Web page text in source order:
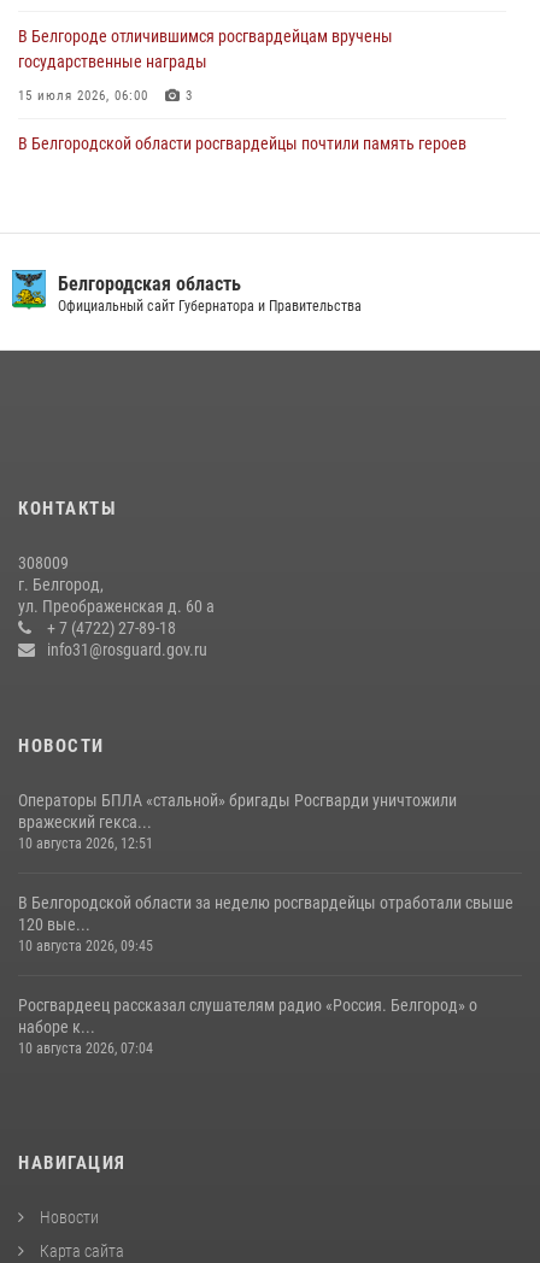
В Белгороде отличившимся росгвардейцам вручены
государственные награды
15 июля 2026, 06:00 3
В Белгородской области росгвардейцы почтили память героев
подготовке спецподразделения в эфире радио «России - Белгород»
22 июля 2026, 14:36
Росгвардейцы провели занятия с участницами военно-исторических
сборов «Армата» в Белгородской области
03 августа 2026, 10:12
Белгородская область
Официальный сайт Губернатора и Правительства
КОНТАКТЫ
308009
г. Белгород,
ул. Преображенская д. 60 а
+ 7 (4722) 27-89-18
info31@rosguard.gov.ru
НОВОСТИ
Операторы БПЛА «стальной» бригады Росгварди уничтожили
вражеский гекса...
10 августа 2026, 12:51
В Белгородской области за неделю росгвардейцы отработали свыше
120 вые...
10 августа 2026, 09:45
Росгвардеец рассказал слушателям радио «Россия. Белгород» о
наборе к...
10 августа 2026, 07:04
НАВИГАЦИЯ
Новости
Карта сайта